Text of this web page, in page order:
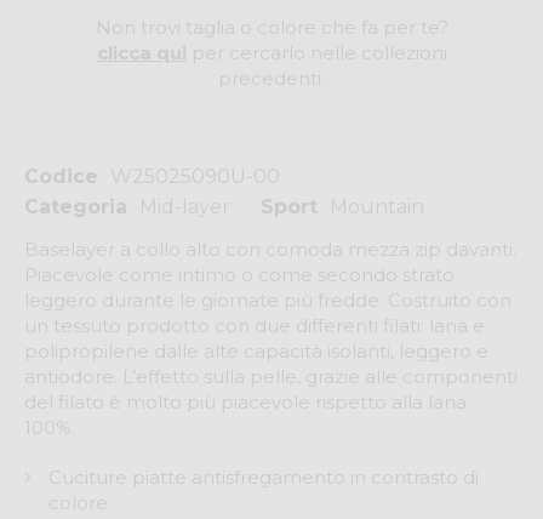
Codice
W25025090U-00
Categoria
Mid-layer Sport
Mountain
Baselayer a collo alto con comoda mezza zip davanti.
Piacevole come intimo o come secondo strato
leggero durante le giornate più fredde. Costruito con
un tessuto prodotto con due differenti filati: lana e
polipropilene dalle alte capacità isolanti, leggero e
antiodore. L’effetto sulla pelle, grazie alle componenti
del filato è molto più piacevole rispetto alla lana
100%.
Cuciture piatte antisfregamento in contrasto di
colore
Non trovi taglia o colore che fa per te?
per cercarlo nelle collezioni
precedenti.